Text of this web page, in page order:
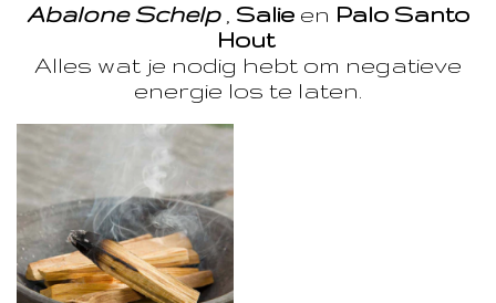
Abalone Schelp, Salie en Palo Santo
Hout
Alles wat je nodig hebt om negatieve
energie los te laten.